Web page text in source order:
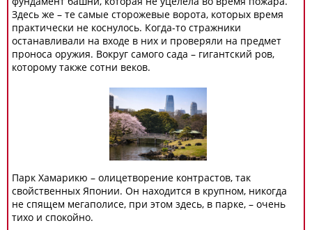
Здесь же – те самые сторожевые ворота, которых время
практически не коснулось. Когда-то стражники
останавливали на входе в них и проверяли на предмет
проноса оружия. Вокруг самого сада – гигантский ров,
которому также сотни веков.
Парк Хамарикю – олицетворение контрастов, так
свойственных Японии. Он находится в крупном, никогда
не спящем мегаполисе, при этом здесь, в парке, – очень
тихо и спокойно.